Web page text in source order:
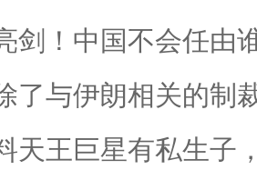
剑！中国不会任由
了与伊朗相关的制
天王巨星有私生子